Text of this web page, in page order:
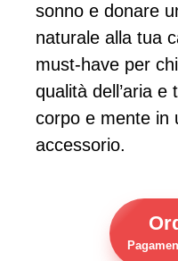
sonno e donare
naturale alla tua
must-have per
qualità dell’aria
corpo e mente in
accessorio.